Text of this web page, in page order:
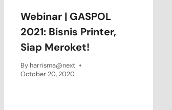
Webinar | GASPOL
2021: Bisnis Printer,
Siap Meroket!
By harrisma@next
October 20, 2020